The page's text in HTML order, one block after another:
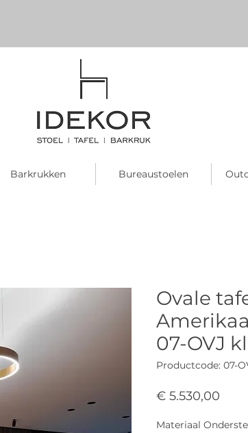
Barkrukken Bureaustoelen
Ovale
07-OVJ
Productcode: 07-
€ 5.530,00
Materiaal